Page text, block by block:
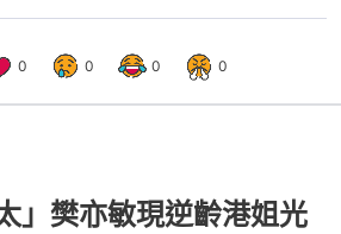
0 0 0 0
」樊亦敏現逆齡港姐光